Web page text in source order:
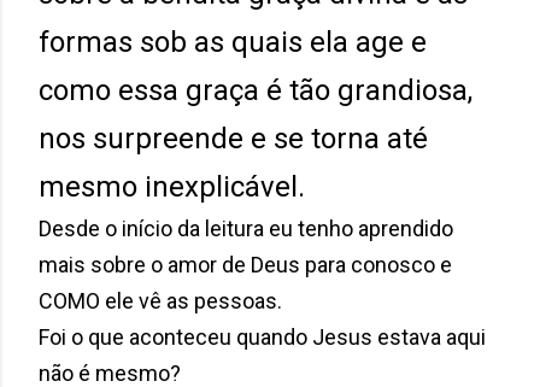
formas sob as quais ela age e
como essa graça é tão grandiosa,
nos surpreende e se torna até
mesmo inexplicável.
Desde o início da leitura eu tenho aprendido
mais sobre o amor de Deus para conosco e
COMO ele vê as pessoas.
Foi o que aconteceu quando Jesus estava aqui
não é mesmo?